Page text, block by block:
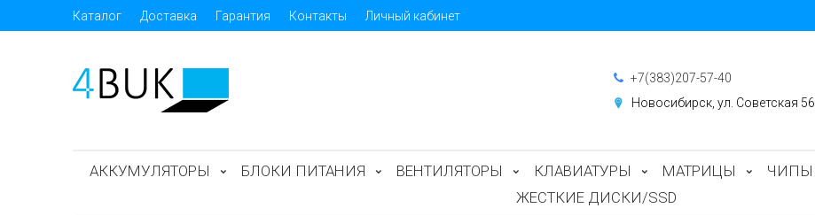
Каталог Доставка Гарантия Контакты Личный кабинет
+7(383)207-57-40
Новосибирск, ул. Советская 56
АККУМУЛЯТОРЫ БЛОКИ ПИТАНИЯ ВЕНТИЛЯТОРЫ КЛАВИАТУРЫ МАТРИЦЫ ЧИПЫ
ЖЕСТКИЕ ДИСКИ/SSD